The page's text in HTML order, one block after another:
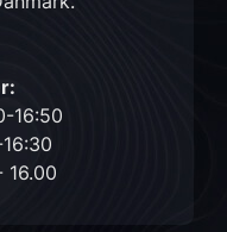
16:50
16.00